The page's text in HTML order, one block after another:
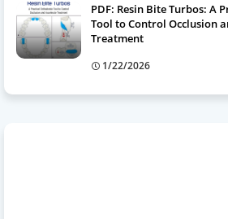
PDF: Resin Bite Turbos: A
Tool to Control Occlusion
Treatment
1/22/2026